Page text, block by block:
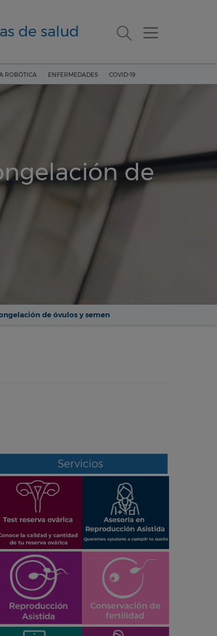
de salud
ROBÓTICA ENFERMEDADES COVID-19
de
de óvulos y semen
Servicios